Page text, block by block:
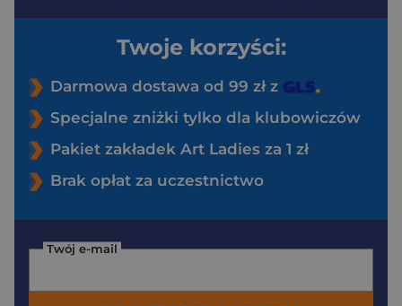
Twoje korzyści:
Darmowa dostawa od 99 zł z
Specjalne zniżki tylko dla klubowiczów
Pakiet zakładek Art Ladies za 1 zł
Brak opłat za uczestnictwo
Twój e-mail